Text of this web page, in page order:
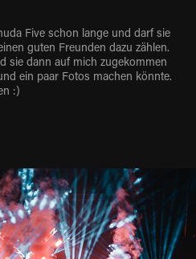
Five schon lange und darf sie
guten Freunden dazu zählen.
sie dann auf mich zugekommen
ein paar Fotos machen könnte.
:)